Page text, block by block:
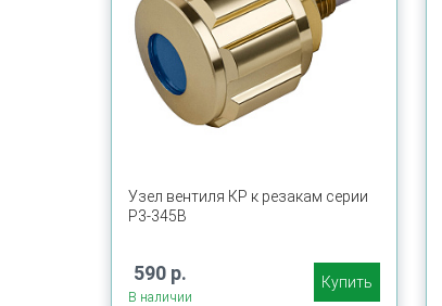
Узел вентиля КР к резакам серии
Р3-345В
590 р.
В наличии
Купить